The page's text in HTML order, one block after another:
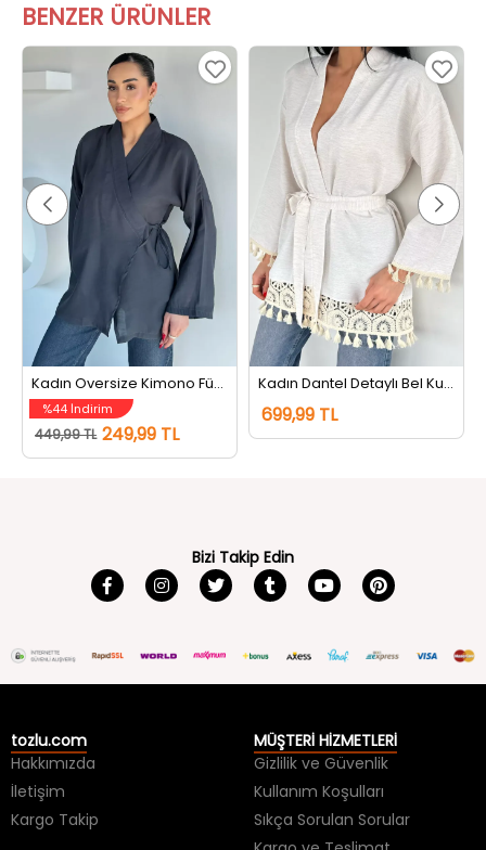
BENZER ÜRÜNLER
Kadın Oversize Kimono Füme
%44 İndirim
449,99 TL 249,99 TL
Kadın Dantel Detaylı Bel Kuşaklı Kimono Taş
699,99 TL
Bizi Takip Edin
tozlu.com
Hakkımızda
İletişim
Kargo Takip
MÜŞTERİ HİZMETLERİ
Gizlilik ve Güvenlik
Kullanım Koşulları
Sıkça Sorulan Sorular